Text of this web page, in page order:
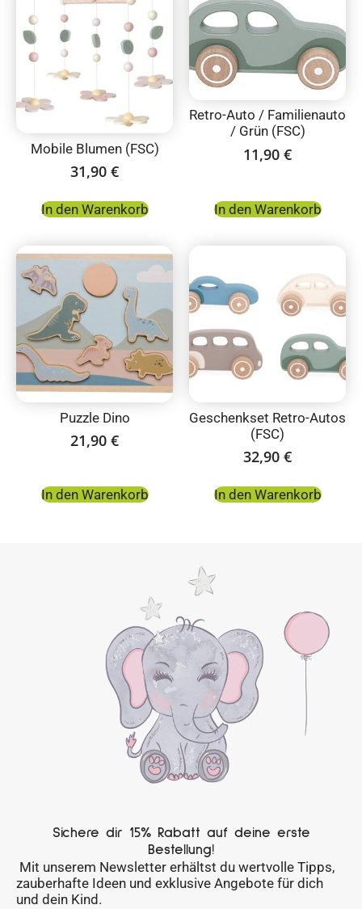
Mobile Blumen (FSC)
31,90 €
In den Warenkorb
Retro-Auto / Familienauto
/ Grün (FSC)
11,90 €
In den Warenkorb
Puzzle Dino
21,90 €
In den Warenkorb
Geschenkset Retro-Autos
(FSC)
32,90 €
In den Warenkorb
Sichere dir 15% Rabatt auf deine erste
Bestellung!
Mit unserem Newsletter erhältst du wertvolle Tipps,
zauberhafte Ideen und exklusive Angebote für dich
und dein Kind.